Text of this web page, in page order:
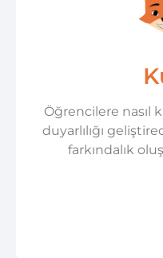
Öğrencilere nasıl
duyarlılığı
farkındalık